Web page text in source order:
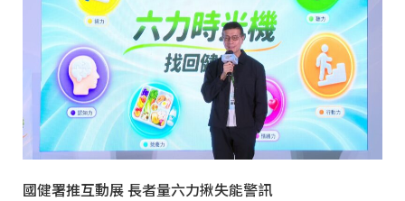
國健署推互動展 長者量六力揪失能警訊